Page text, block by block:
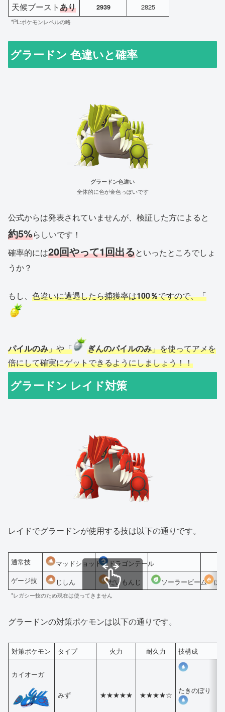
天候ブーストあり 2939 2825
*PL:ポケモンレベルの略
グラードン 色違いと確率
グラードン色違い
全体的に色が金色っぽいです
公式からは発表されていませんが、検証した方によると
約5%らしいです！
確率的には20回やって1回出るといったところでしょ
うか？
もし、 色違いに遭遇したら捕獲率は100％ですので、「
パイルのみ」や「 ぎんのパイルのみ」を使ってアメを
倍にして確実にゲットできるようにしましょう！！
グラードン レイド対策
レイドでグラードンが使用する技は以下の通りです。
通常技 マッドショット
ドラゴンテール
ゲージ技
じしん だいもんじ ソーラービーム ほ
スクロールできます
*レガシー技のため現在は使ってきません
グラードンの対策ポケモンは以下の通りです。
対策ポケモン タイプ 火力 耐久力 技構成
カイオーガ
みず ★★★★★ ★★★★☆ たきのぼり